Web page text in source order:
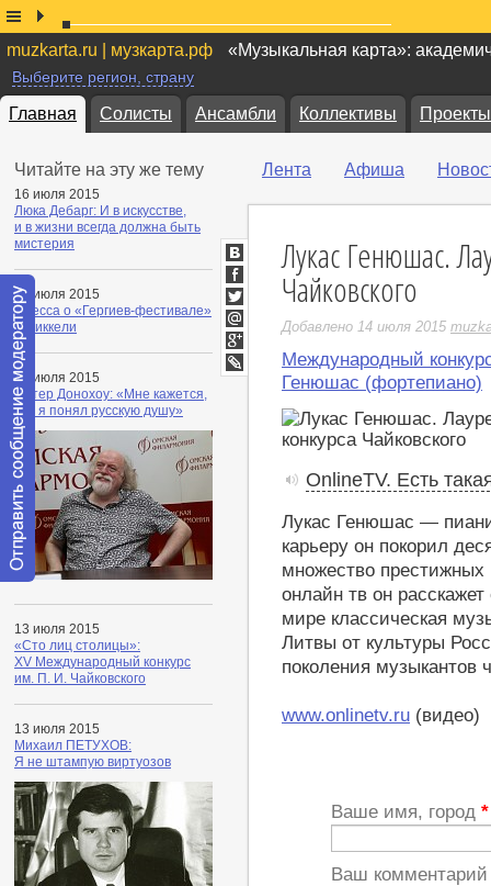
muzkarta.ru | музкарта.рф «Музыкальная карта»:
Выберите регион, страну
Главная Солисты Ансамбли Коллективы Проекты
Читайте на эту же тему
16 июля 2015
Люка Дебарг: И в искусстве,
и в жизни всегда должна быть
мистерия
15 июля 2015
Пресса о «Гергиев-фестивале»
в Миккели
15 июля 2015
Питер Донохоу: «Мне кажется,
что я понял русскую душу»
13 июля 2015
«Сто лиц столицы»:
XV Международный конкурс
им. П. И. Чайковского
13 июля 2015
Михаил ПЕТУХОВ:
Я не штампую виртуозов
Лента Афиша
Лукас Генюшас.
Чайковского
Добавлено 14 июля 2015
Международный
Генюшас (фортепиано)
OnlineTV. Есть
Лукас Генюшас —
карьеру он покорил
множество
онлайн тв он
мире классическая
Литвы от культуры
поколения музыкантов
www.onlinetv.ru (видео)
ВКонтакте
Facebook
Twitter
Мой
Мир
Google+
LiveJournal
Ваше имя, город *
Ваш
сообщение
модератору